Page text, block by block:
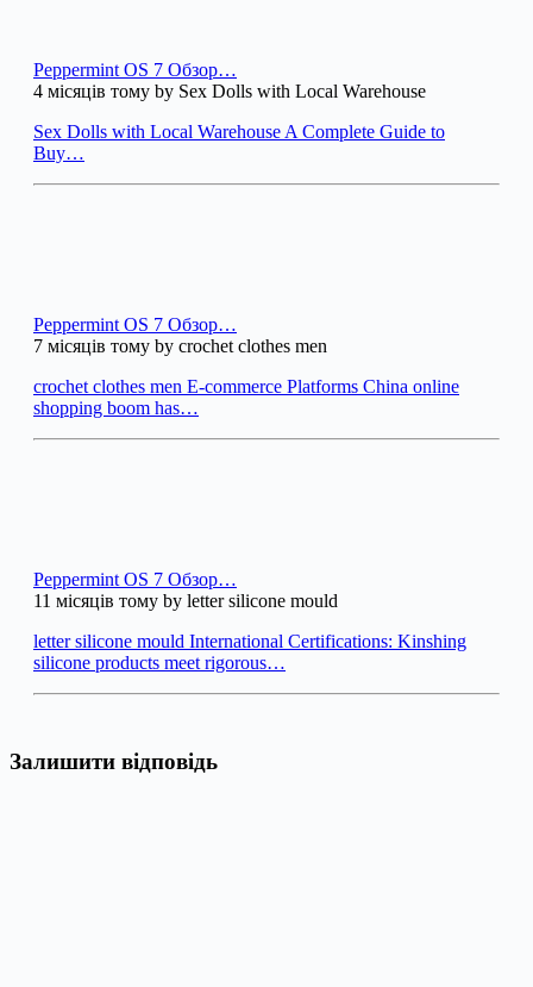
Peppermint OS 7 Обзор…
4 місяців тому by Sex Dolls with Local Warehouse
Sex Dolls with Local Warehouse A Complete Guide to
Buy…
Peppermint OS 7 Обзор…
7 місяців тому by crochet clothes men
crochet clothes men E-commerce Platforms China online
shopping boom has…
Peppermint OS 7 Обзор…
11 місяців тому by letter silicone mould
letter silicone mould International Certifications: Kinshing
silicone products meet rigorous…
Залишити відповідь